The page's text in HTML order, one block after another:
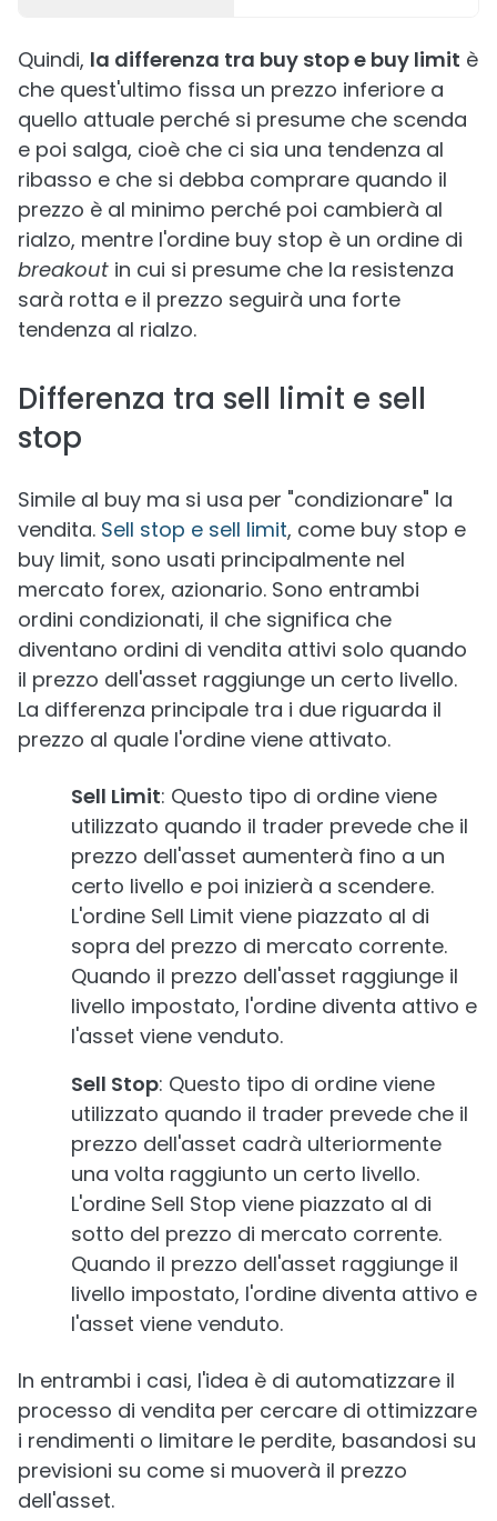
Quindi, la differenza tra buy stop e buy limit è
che quest'ultimo fissa un prezzo inferiore a
quello attuale perché si presume che scenda
e poi salga, cioè che ci sia una tendenza al
ribasso e che si debba comprare quando il
prezzo è al minimo perché poi cambierà al
rialzo, mentre l'ordine buy stop è un ordine di
breakout in cui si presume che la resistenza
sarà rotta e il prezzo seguirà una forte
tendenza al rialzo.
Differenza tra sell limit e sell
stop
Simile al buy ma si usa per "condizionare" la
vendita. Sell stop e sell limit, come buy stop e
buy limit, sono usati principalmente nel
mercato forex, azionario. Sono entrambi
ordini condizionati, il che significa che
diventano ordini di vendita attivi solo quando
il prezzo dell'asset raggiunge un certo livello.
La differenza principale tra i due riguarda il
prezzo al quale l'ordine viene attivato.
Sell Limit: Questo tipo di ordine viene
utilizzato quando il trader prevede che il
prezzo dell'asset aumenterà fino a un
certo livello e poi inizierà a scendere.
L'ordine Sell Limit viene piazzato al di
sopra del prezzo di mercato corrente.
Quando il prezzo dell'asset raggiunge il
livello impostato, l'ordine diventa attivo e
l'asset viene venduto.
Sell Stop: Questo tipo di ordine viene
utilizzato quando il trader prevede che il
prezzo dell'asset cadrà ulteriormente
una volta raggiunto un certo livello.
L'ordine Sell Stop viene piazzato al di
sotto del prezzo di mercato corrente.
Quando il prezzo dell'asset raggiunge il
livello impostato, l'ordine diventa attivo e
l'asset viene venduto.
In entrambi i casi, l'idea è di automatizzare il
processo di vendita per cercare di ottimizzare
i rendimenti o limitare le perdite, basandosi su
previsioni su come si muoverà il prezzo
dell'asset.